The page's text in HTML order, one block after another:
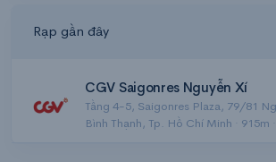
Rạp gần đây
CGV Saigonres Nguyễn Xí
Tầng 4-5, Saigonres Plaza, 79/81
Bình Thạnh, Tp. Hồ Chí Minh · 915m ·